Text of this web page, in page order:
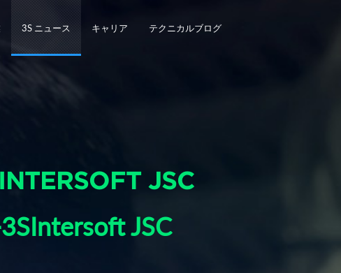
3S ニュース キャリア テクニカルブログ
JSC
JSC